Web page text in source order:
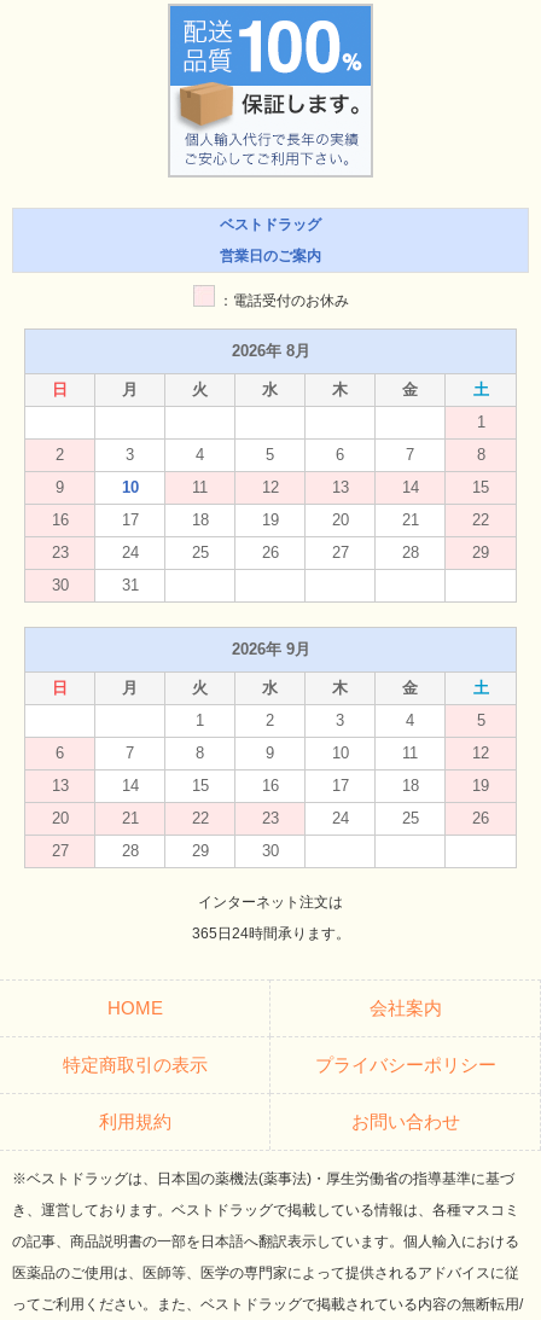
ベストドラッグ
営業日のご案内
：電話受付のお休み
2026年 8月
日 月 火 水 木 金
土
1
2
3 4 5 6 7
8
9
10 11 12 13 14
15
16
17 18 19 20 21
22
23
24 25 26 27 28
29
30
31
2026年 9月
日 月 火 水 木 金
土
1
2 3 4
5
6
7 8 9 10 11
12
13
14 15 16 17 18
19
20
21 22 23 24 25
26
27
28 29 30
インターネット注文は
365日24時間承ります。
HOME 会社案内
特定商取引の表示 プライバシーポリシー
利用規約 お問い合わせ
※ベストドラッグは、日本国の薬機法(薬事法)・厚生労働省の指導基準に基づ
き、運営しております。ベストドラッグで掲載している情報は、各種マスコミ
の記事、商品説明書の一部を日本語へ翻訳表示しています。個人輸入における
医薬品のご使用は、医師等、医学の専門家によって提供されるアドバイスに従
ってご利用ください。また、ベストドラッグで掲載されている内容の無断転用/